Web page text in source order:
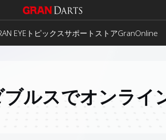
EYE トピックスサポート ストアGranOnline
ルスでオンライ